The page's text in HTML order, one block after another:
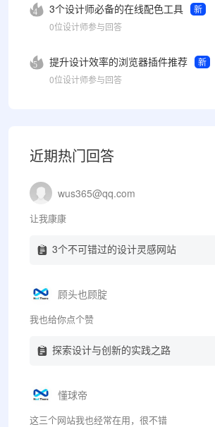
4 3个设计师必备的在线配色工具
新
0位设计师参与回答
5 提升设计效率的浏览器插件推荐
新
0位设计师参与回答
近期热门回答
wus365@qq.com
让我康康
3个不可错过的设计灵感网站
顾头也顾腚
我也给你点个赞
探索设计与创新的实践之路
懂球帝
这三个网站我也经常在用，很不错